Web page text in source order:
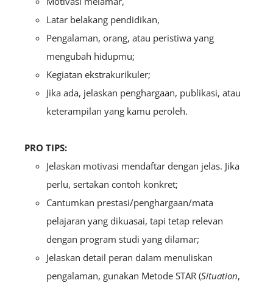
Latar belakang pendidikan,
Pengalaman, orang, atau peristiwa yang
mengubah hidupmu;
Kegiatan ekstrakurikuler;
Jika ada, jelaskan penghargaan, publikasi, atau
keterampilan yang kamu peroleh.
PRO TIPS:
Jelaskan motivasi mendaftar dengan jelas. Jika
perlu, sertakan contoh konkret;
Cantumkan prestasi/penghargaan/mata
pelajaran yang dikuasai, tapi tetap relevan
dengan program studi yang dilamar;
Jelaskan detail peran dalam menuliskan
pengalaman, gunakan Metode STAR (Situation,